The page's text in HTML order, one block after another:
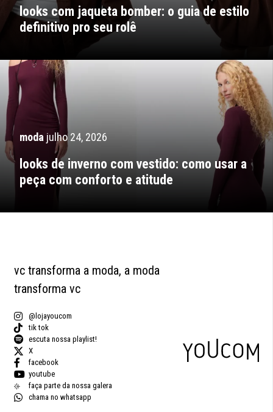
looks com jaqueta bomber: o guia de estilo
definitivo pro seu rolê
moda julho 24, 2026
looks de inverno com vestido: como usar a
peça com conforto e atitude
vc transforma a moda, a moda
transforma vc
@lojayoucom
tik tok
escuta nossa playlist!
X
facebook
youtube
faça parte da nossa galera
chama no whatsapp